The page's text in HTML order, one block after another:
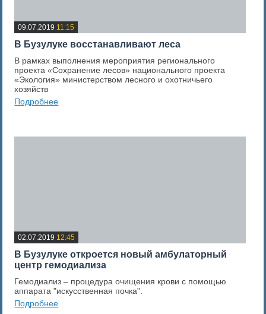
09.07.2019 11:15
В Бузулуке восстанавливают леса
В рамках выполнения мероприятия регионального
проекта «Сохранение лесов» национального проекта
«Экология» министерством лесного и охотничьего
хозяйств
Подробнее
02.07.2019 12:45
В Бузулуке откроется новый амбулаторный
центр гемодиализа
Гемодиализ – процедура очищения крови с помощью
аппарата "искусственная почка".
Подробнее